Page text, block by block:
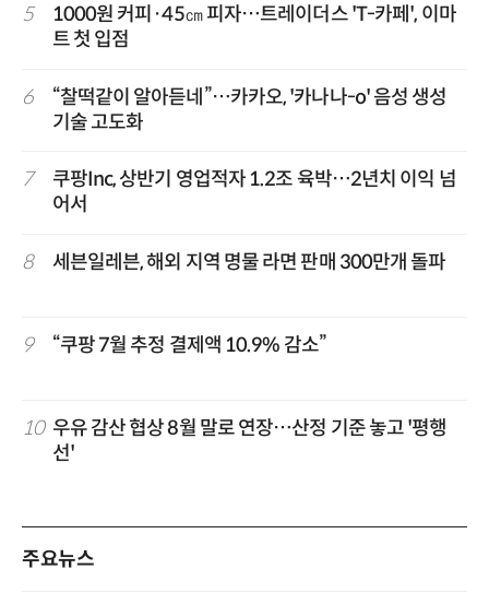
5
1000원 커피·45㎝ 피자…트레이더스 'T-카페', 이마
트 첫 입점
6
“찰떡같이 알아듣네”…카카오, '카나나-o' 음성 생성
기술 고도화
7
쿠팡Inc, 상반기 영업적자 1.2조 육박…2년치 이익 넘
어서
8 세븐일레븐, 해외 지역 명물 라면 판매 300만개 돌파
9 “쿠팡 7월 추정 결제액 10.9% 감소”
10 우유 감산 협상 8월 말로 연장…산정 기준 놓고 '평행
선'
주요뉴스